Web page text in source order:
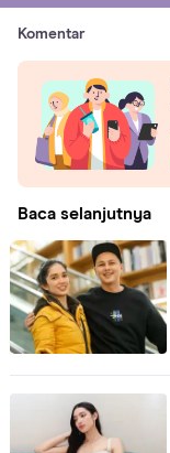
Komentar
Baca selanjutnya